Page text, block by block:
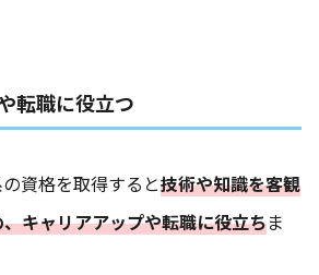
転職に役立つ
資格を取得すると技術や知識を客観
キャリアアップや転職に役立ちま